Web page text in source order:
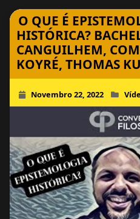
O QUE É
HISTÓRICA?
CANGUILHEM,
KOYRÉ, THOMAS
Novembro 22, 2022